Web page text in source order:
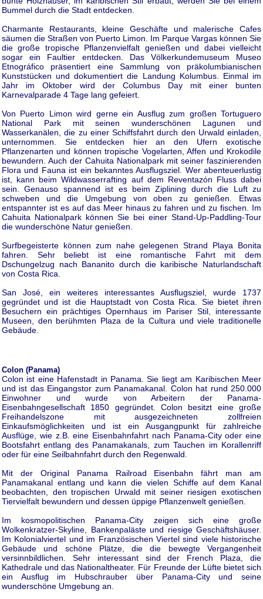
Bummel durch die Stadt entdecken.
Charmante Restaurants, kleine Geschäfte und malerische Cafes
säumen die Straßen von Puerto Limon. Im Parque Vargas können Sie
die große tropische Pflanzenvielfalt genießen und dabei vielleicht
sogar ein Faultier entdecken. Das Völkerkundemuseum Museo
Etnográfico präsentiert eine Sammlung von präkolumbianischen
Kunststücken und dokumentiert die Landung Kolumbus. Einmal im
Jahr im Oktober wird der Columbus Day mit einer bunten
Karnevalparade 4 Tage lang gefeiert.
Von Puerto Limon wird gerne ein Ausflug zum großen Tortuguero
National Park mit seinen wunderschönen Lagunen und
Wasserkanälen, die zu einer Schiffsfahrt durch den Urwald einladen,
unternommen. Sie entdecken hier an den Ufern exotische
Pflanzenarten und können tropische Vogelarten, Affen und Krokodile
bewundern. Auch der Cahuita Nationalpark mit seiner faszinierenden
Flora und Fauna ist ein bekanntes Ausflugsziel. Wer abenteuerlustig
ist, kann beim Wildwasserrafting auf dem Reventazón Fluss dabei
sein. Genauso spannend ist es beim Ziplining durch die Luft zu
schweben und die Umgebung von oben zu genießen. Etwas
entspannter ist es auf das Meer hinaus zu fahren und zu fischen. Im
Cahuita Nationalpark können Sie bei einer Stand-Up-Paddling-Tour
die wunderschöne Natur genießen.
Surfbegeisterte können zum nahe gelegenen Strand Playa Bonita
fahren. Sehr beliebt ist eine romantische Fahrt mit dem
Dschungelzug nach Bananito durch die karibische Naturlandschaft
von Costa Rica.
San José, ein weiteres interessantes Ausflugsziel, wurde 1737
gegründet und ist die Hauptstadt von Costa Rica. Sie bietet ihren
Besuchern ein prächtiges Opernhaus im Pariser Stil, interessante
Museen, den berühmten Plaza de la Cultura und viele traditionelle
Gebäude.
Colon (Panama)
Colon ist eine Hafenstadt in Panama. Sie liegt am Karibischen Meer
und ist das Eingangstor zum Panamakanal. Colon hat rund 250.000
Einwohner und wurde von Arbeitern der Panama-
Eisenbahngesellschaft 1850 gegründet. Colon besitzt eine große
Freihandelszone mit ausgezeichneten zollfreien
Einkaufsmöglichkeiten und ist ein Ausgangpunkt für zahlreiche
Ausflüge, wie z.B. eine Eisenbahnfahrt nach Panama-City oder eine
Bootsfahrt entlang des Panamakanals, zum Tauchen im Korallenriff
oder für eine Seilbahnfahrt durch den Regenwald.
Mit der Original Panama Railroad Eisenbahn fährt man am
Panamakanal entlang und kann die vielen Schiffe auf dem Kanal
beobachten, den tropischen Urwald mit seiner riesigen exotischen
Tiervielfalt bewundern und dessen üppige Pflanzenwelt genießen.
Im kosmopolitischen Panama-City zeigen sich eine große
Wolkenkratzer-Skyline, Bankenpaläste und riesige Geschäftshäuser.
Im Kolonialviertel und im Französischen Viertel sind viele historische
Gebäude und schöne Plätze, die die bewegte Vergangenheit
versinnbildlichen. Sehr interessant sind der French Plaza, die
Kathedrale und das Nationaltheater. Für Freunde der Lüfte bietet sich
ein Ausflug im Hubschrauber über Panama-City und seine
wunderschöne Umgebung an.